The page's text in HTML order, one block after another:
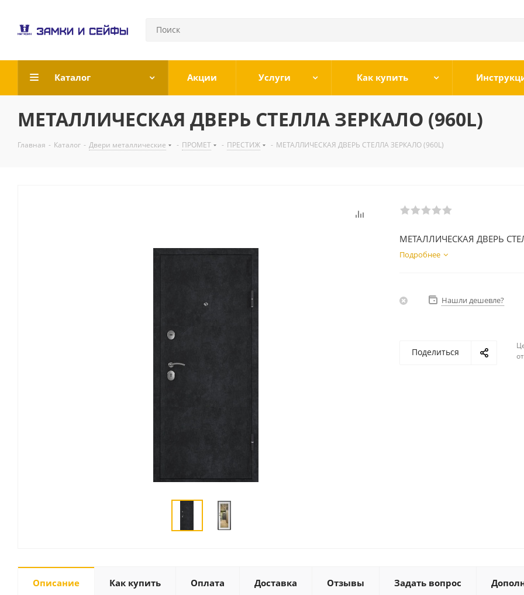
Каталог Акции Услуги Как купить
МЕТАЛЛИЧЕСКАЯ ДВЕРЬ СТЕЛЛА ЗЕРКАЛО (960L)
Главная - Каталог - Двери металлические - ПРОМЕТ - ПРЕСТИЖ - МЕТАЛЛИЧЕСКАЯ ДВЕРЬ СТЕЛЛА ЗЕРКАЛО (960L)
МЕТАЛЛИЧЕСКАЯ ДВЕРЬ
Подробнее
Нашли дешевле?
Поделиться
Описание Как купить Оплата Доставка Отзывы Задать вопрос